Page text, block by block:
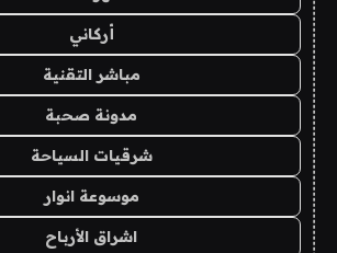
أركاني
مباشر التقنية
مدونة صحبة
شرقيات السياحة
موسوعة انوار
اشراق الأرباح